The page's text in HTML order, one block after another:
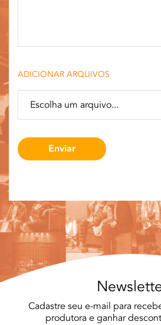
ADICIONAR ARQUIVOS
Cadastre seu e-mail para
produtora e ganhar